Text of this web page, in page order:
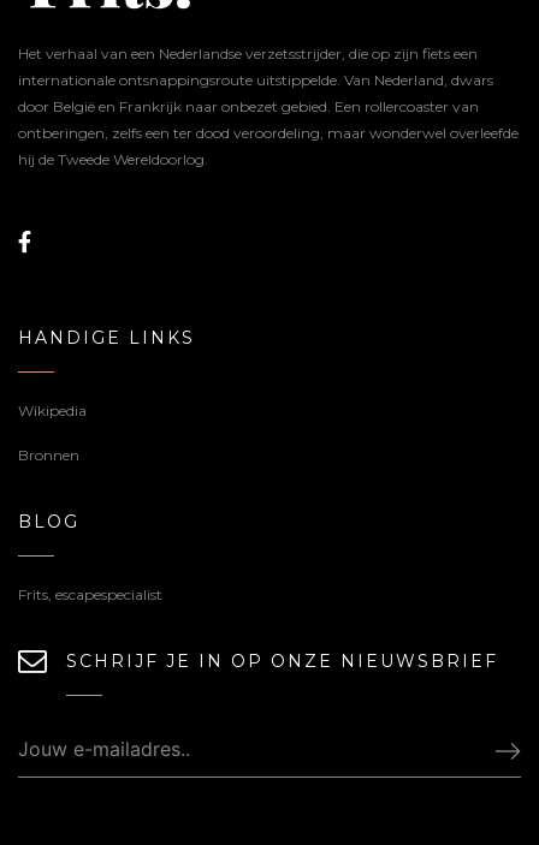
Het verhaal van een Nederlandse verzetsstrijder, die op zijn fiets een
internationale ontsnappingsroute uitstippelde. Van Nederland, dwars
door België en Frankrijk naar onbezet gebied. Een rollercoaster van
ontberingen, zelfs een ter dood veroordeling, maar wonderwel overleefde
hij de Tweede Wereldoorlog.
HANDIGE LINKS
Wikipedia
Bronnen
BLOG
Frits, escapespecialist
SCHRIJF JE IN OP ONZE NIEUWSBRIEF